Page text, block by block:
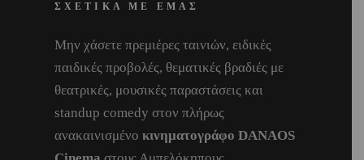
ΣΧΕΤΙΚΑ ΜΕ ΕΜΑΣ
Μην χάσετε πρεμιέρες ταινιών, ειδικές
παιδικές προβολές, θεματικές βραδιές με
θεατρικές, μουσικές παραστάσεις και
standup comedy στον πλήρως
ανακαινισμένο κινηματογράφο DANAOS